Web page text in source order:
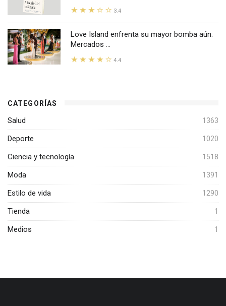
3.4
Love Island enfrenta su mayor bomba aún:
Mercados ...
4.4
CATEGORÍAS
Salud 1363
Deporte 1020
Ciencia y tecnología 1518
Moda 1391
Estilo de vida 1290
Tienda 1
Medios 1